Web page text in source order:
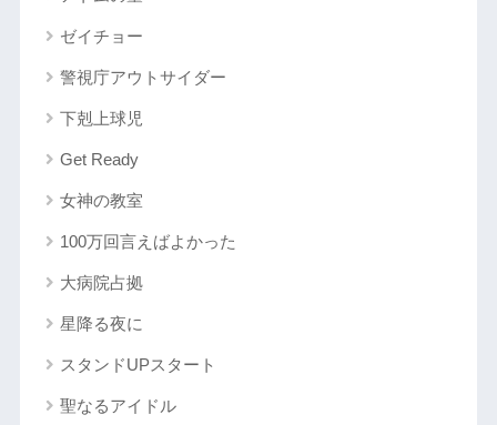
ゼイチョー
警視庁アウトサイダー
下剋上球児
Get Ready
女神の教室
100万回言えばよかった
大病院占拠
星降る夜に
スタンドUPスタート
聖なるアイドル